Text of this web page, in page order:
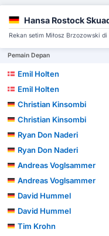
Hansa Rostock
Rekan setim Miłosz Brzozowski
Pemain Depan
Emil Holten
Emil Holten
Christian Kinsombi
Christian Kinsombi
Ryan Don Naderi
Ryan Don Naderi
Andreas Voglsammer
Andreas Voglsammer
David Hummel
David Hummel
Tim Krohn